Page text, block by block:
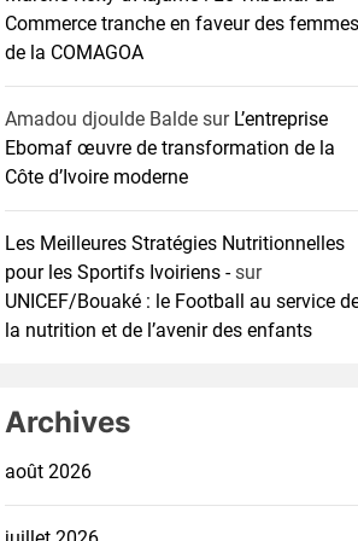
Commerce tranche en faveur des femmes
de la COMAGOA
Amadou djoulde Balde sur L’entreprise
Ebomaf œuvre de transformation de la
Côte d’Ivoire moderne
Les Meilleures Stratégies Nutritionnelles
pour les Sportifs Ivoiriens -sur
UNICEF/Bouaké : le Football au service
la nutrition et de l’avenir des enfants
Archives
août 2026